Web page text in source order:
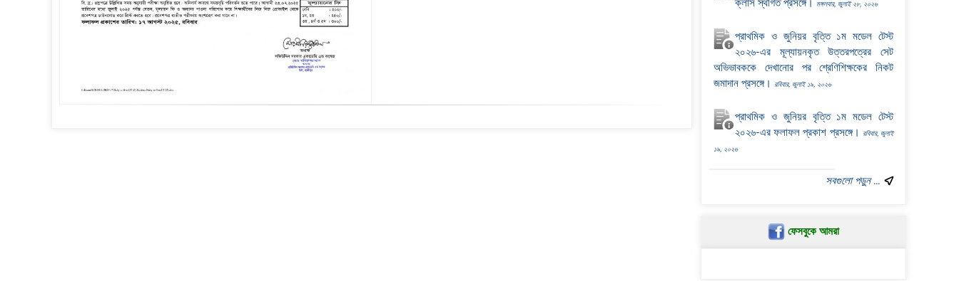
মঙ্গলবার, জুলাই ২৮, ২০২৬
প্রাথমিক ও জুনিয়র বৃত্তি ১ম মডেল টেস্ট
২০২৬-এর মূল্যায়নকৃত উত্তরপত্রের সেট
অভিভাবককে দেখানোর পর শ্রেণিশিক্ষকের নিকট
জমাদান প্রসঙ্গে।
রবিবার, জুলাই ১৯, ২০২৬
প্রাথমিক ও জুনিয়র বৃত্তি ১ম মডেল টেস্ট
২০২৬-এর ফলাফল প্রকাশ প্রসঙ্গে।
রবিবার, জুলাই
১৯, ২০২৬
সবগুলো পড়ুন ...
ফেসবুকে আমরা